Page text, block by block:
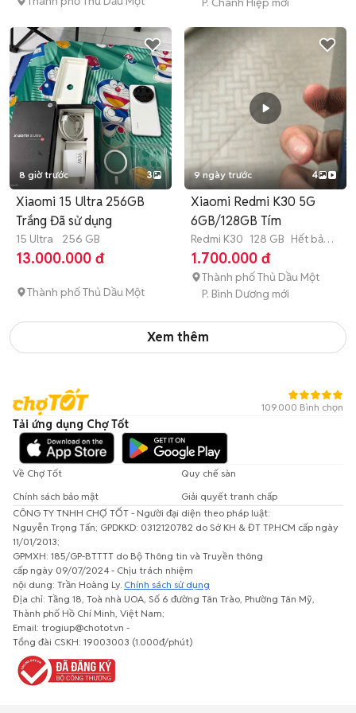
8 giờ trước 3
Xiaomi 15 Ultra 256GB
Trắng Đã sử dụng
15 Ultra 256 GB
13.000.000 đ
Thành phố Thủ Dầu Một
9 ngày trước 4
Xiaomi Redmi K30 5G
6GB/128GB Tím
Redmi K30 128 GB Hết bảo
hành
1.700.000 đ
Thành phố Thủ Dầu Một
P. Bình Dương mới
Xem thêm
109.000 Bình chọn
Tải ứng dụng Chợ Tốt
Về Chợ Tốt
Quy chế sàn
Chính sách bảo mật
Giải quyết tranh chấp
CÔNG TY TNHH CHỢ TỐT - Người đại diện theo pháp luật:
Nguyễn Trọng Tấn; GPDKKD: 0312120782 do Sở KH & ĐT TP.HCM cấp ngày
11/01/2013;
GPMXH: 185/GP-BTTTT do Bộ Thông tin và Truyền thông
cấp ngày 09/07/2024 - Chịu trách nhiệm
nội dung: Trần Hoàng Ly. Chính sách sử dụng
Địa chỉ: Tầng 18, Toà nhà UOA, Số 6 đường Tân Trào, Phường Tân Mỹ,
Thành phố Hồ Chí Minh, Việt Nam;
Email: trogiup@chotot.vn -
Tổng đài CSKH: 19003003 (1.000đ/phút)